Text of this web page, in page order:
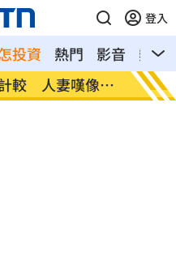
登入
投資 熱門 影音
熱搜
氣象署發豪雨特
南電